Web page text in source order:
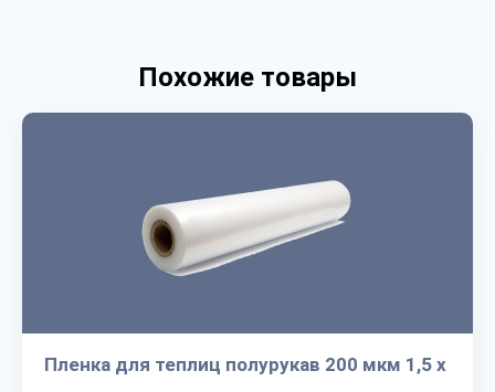
Похожие товары
Пленка для теплиц полурукав 200 мкм 1,5 х